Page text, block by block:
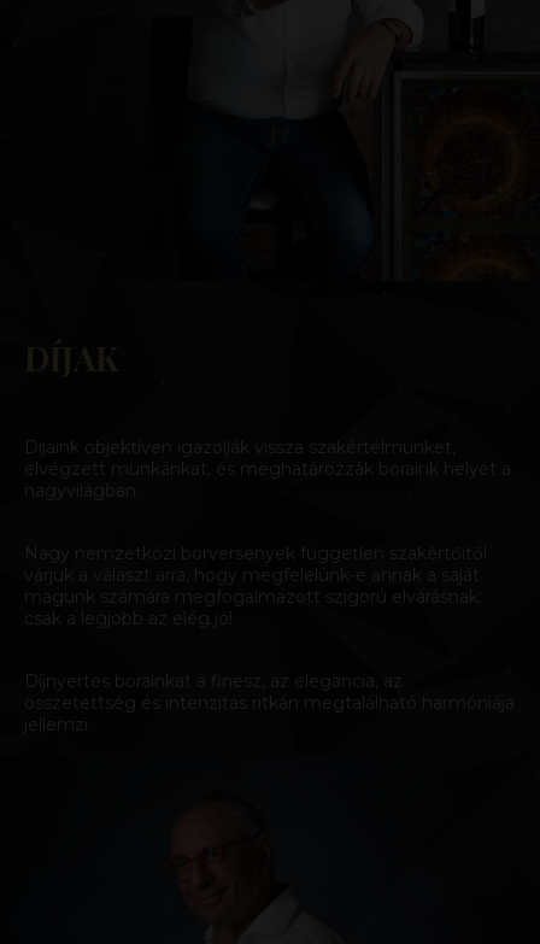
Dijaink objektíven igazolják vissza szakértelmünket,
elvégzett munkánkat, és meghatározzák boraink helyét a
nagyvilágban.
Nagy nemzetközi borversenyek független szakértőitől
várjuk a választ arra, hogy megfelelünk-e annak a saját
magunk számára megfogalmazott szigorú elvárásnak:
csak a legjobb az elég jó!
Díjnyertes borainkat a finesz, az elegancia, az
összetettség és intenzitás ritkán megtalálható harmóniája
jellemzi.